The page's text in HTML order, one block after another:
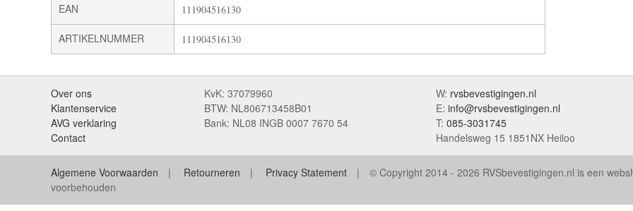
EAN 111904516130
ARTIKELNUMMER 111904516130
Over ons
Klantenservice
AVG verklaring
Contact
KvK: 37079960
BTW: NL806713458B01
Bank: NL08 INGB 0007 7670 54
W: rvsbevestigingen.nl
E: info@rvsbevestigingen.nl
T: 085-3031745
Handelsweg 15 1851NX Heiloo
Algemene Voorwaarden Retourneren Privacy Statement © Copyright 2014 - 2026 RVSbevestigingen.nl is een
voorbehouden